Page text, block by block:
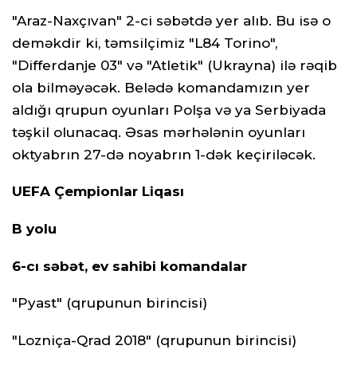
"Araz-Naxçıvan" 2-ci səbətdə yer alıb. Bu isə o
deməkdir ki, təmsilçimiz "L84 Torino",
"Differdanje 03" və "Atletik" (Ukrayna) ilə rəqib
ola bilməyəcək. Belədə komandamızın yer
aldığı qrupun oyunları Polşa və ya Serbiyada
təşkil olunacaq. Əsas mərhələnin oyunları
oktyabrın 27-də noyabrın 1-dək keçiriləcək.
UEFA Çempionlar Liqası
B yolu
6-cı səbət, ev sahibi komandalar
"Pyast" (qrupunun birincisi)
"Lozniça-Qrad 2018" (qrupunun birincisi)